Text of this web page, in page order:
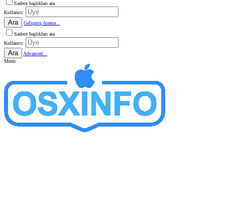
Sadece başlıkları ara
Kullanıcı:
Ara
Gelişmiş Arama...
Sadece başlıkları ara
Kullanıcı:
Ara
Advanced...
Menü